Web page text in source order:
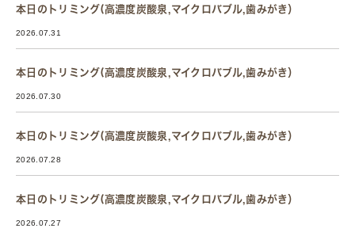
本日のトリミング(高濃度炭酸泉,マイクロバブル,歯みがき）
2026.07.31
本日のトリミング(高濃度炭酸泉,マイクロバブル,歯みがき）
2026.07.30
本日のトリミング(高濃度炭酸泉,マイクロバブル,歯みがき）
2026.07.28
本日のトリミング(高濃度炭酸泉,マイクロバブル,歯みがき）
2026.07.27